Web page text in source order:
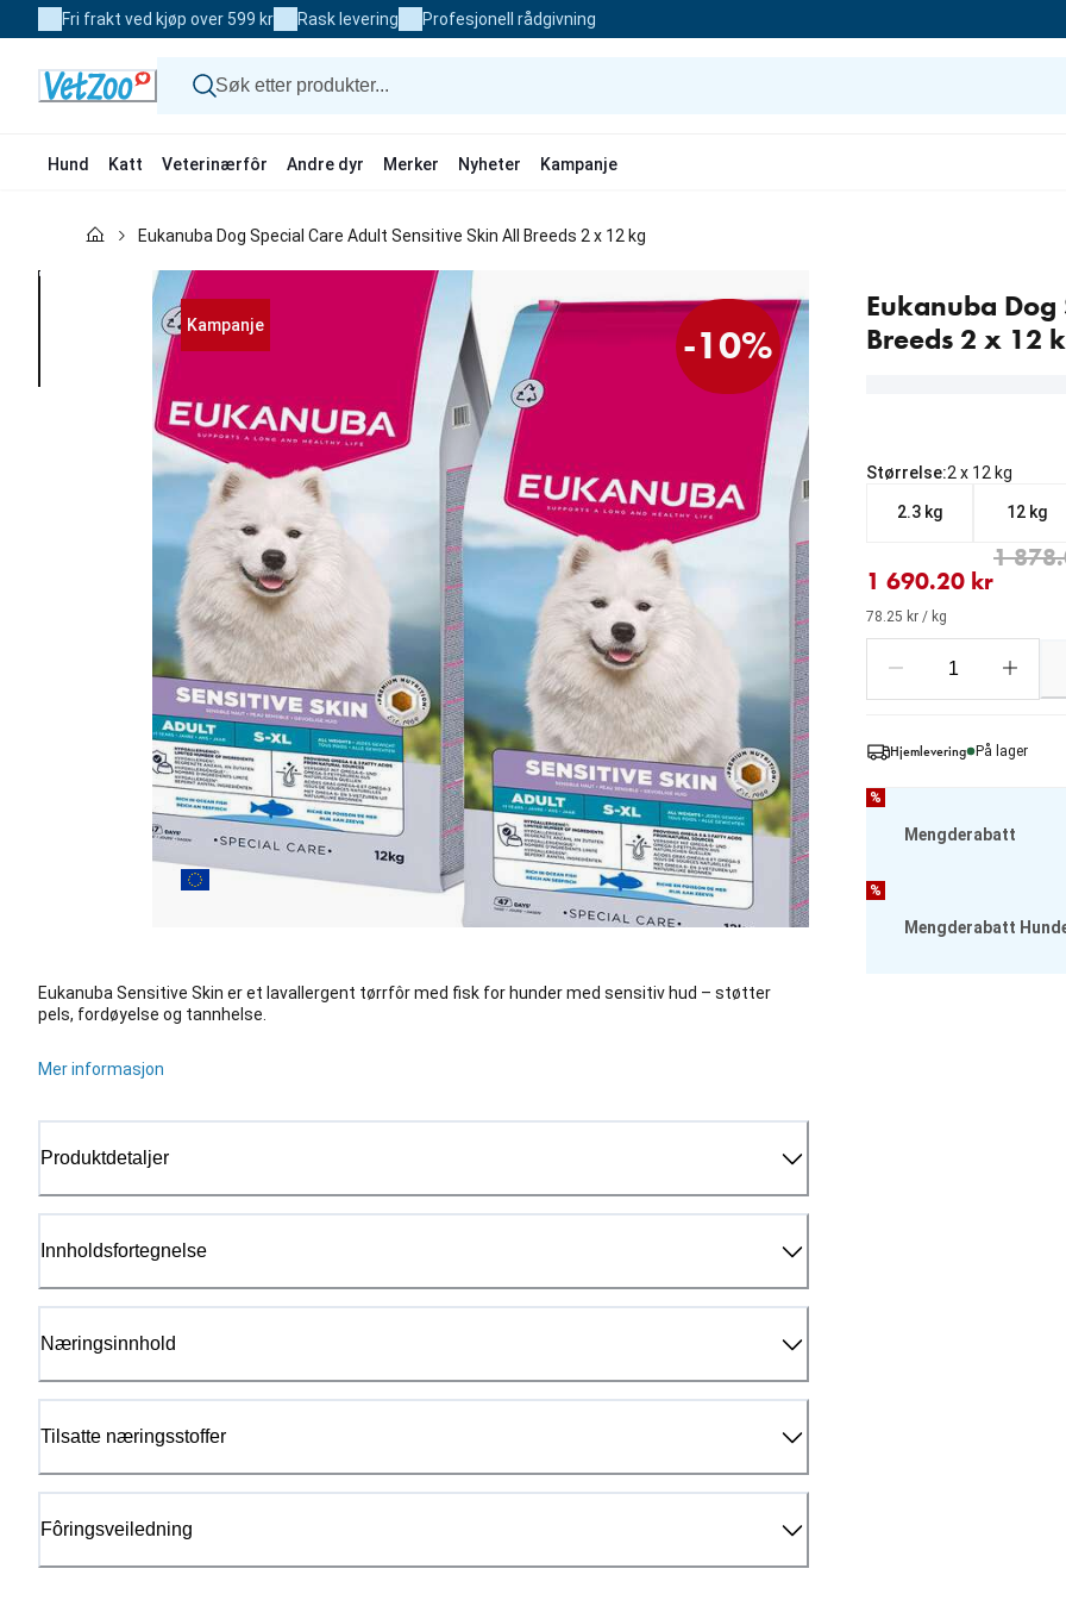
to
Fri frakt ved kjøp over 599 kr Rask levering Profesjonell rådgivning
Hund Katt Veterinærfôr Andre dyr Merker Nyheter Kampanje
Eukanuba Dog Special Care Adult Sensitive Skin All Breeds 2 x 12 kg
Eukanuba
Breeds 2 x 12
Kampanje -10%
Eukanuba Sensitive Skin er et lavallergent tørrfôr med fisk for hunder med sensitiv hud – støtter
pels, fordøyelse og tannhelse.
Mer informasjon
Produktdetaljer
Innholdsfortegnelse
Næringsinnhold
Tilsatte næringsstoffer
Fôringsveiledning
Størrelse:2 x 12 kg
2.3 kg 12 kg
1 690.20 kr
nåværende pris 1
1
opprinnelig pris 1
78.25 kr / kg
Hjemlevering På lager
%
Mengderabatt
%
Mengderabatt